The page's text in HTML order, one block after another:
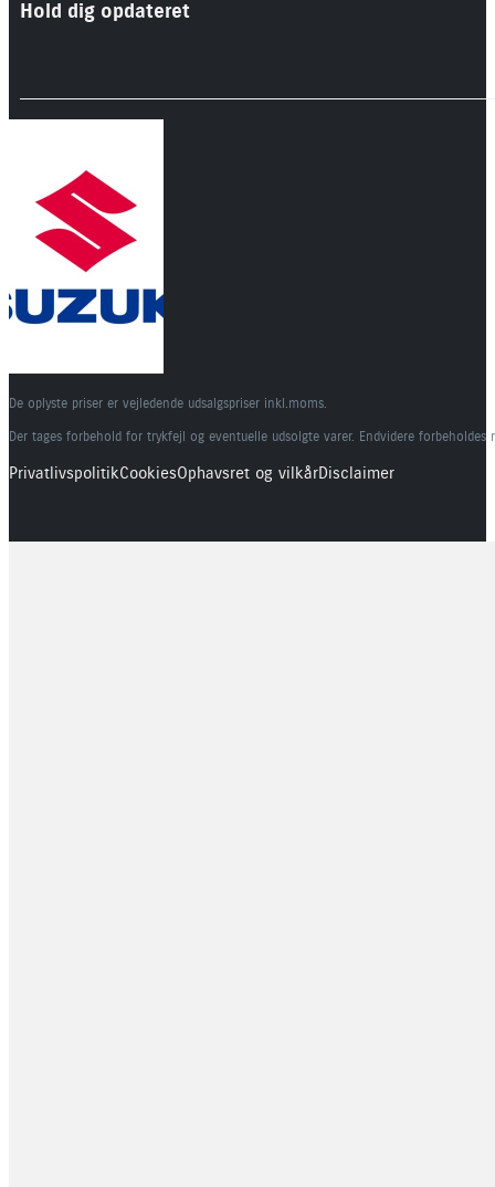
Hold dig opdateret
De oplyste priser er vejledende udsalgspriser inkl.moms.
Der tages forbehold for trykfejl og eventuelle udsolgte varer. Endvidere
PrivatlivspolitikCookiesOphavsret og vilkårDisclaimer